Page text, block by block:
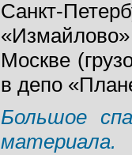
Санкт-
Москве
в депо
Большое
материала.